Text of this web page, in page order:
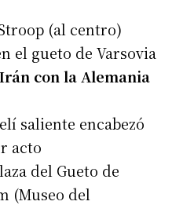
(al centro)
el gueto de Varsovia
con la Alemania
saliente encabezó
acto
del Gueto de
(Museo del